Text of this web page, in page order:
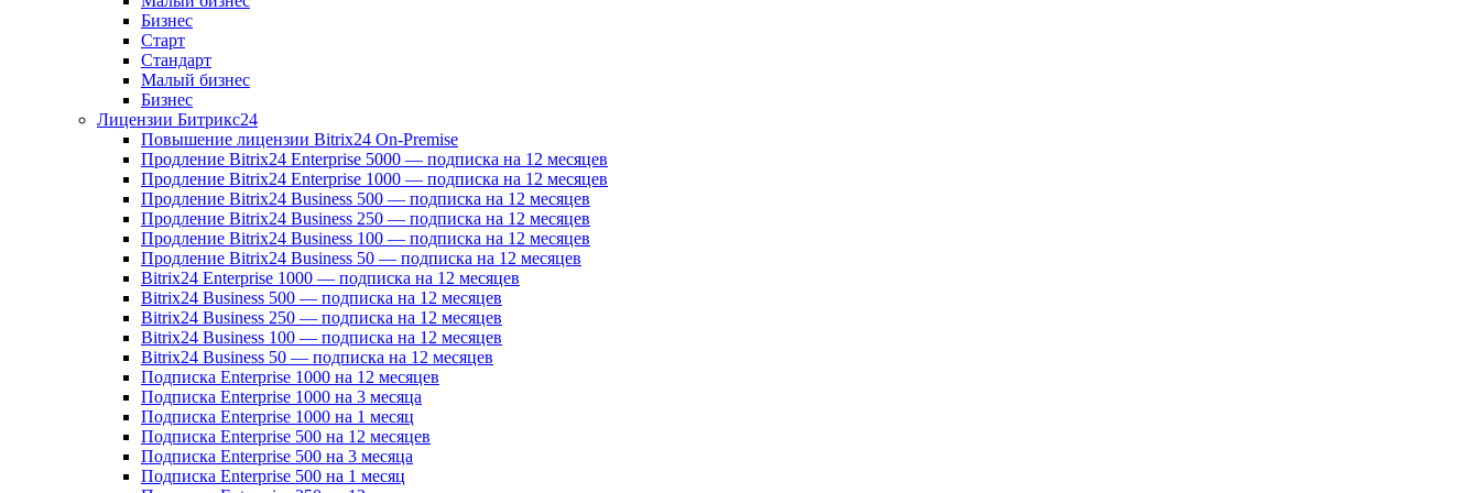
Бизнес
Старт
Стандарт
Малый бизнес
Бизнес
Лицензии Битрикс24
Повышение лицензии Bitrix24 On-Premise
Продление Bitrix24 Enterprise 5000 — подписка на 12 месяцев
Продление Bitrix24 Enterprise 1000 — подписка на 12 месяцев
Продление Bitrix24 Business 500 — подписка на 12 месяцев
Продление Bitrix24 Business 250 — подписка на 12 месяцев
Продление Bitrix24 Business 100 — подписка на 12 месяцев
Продление Bitrix24 Business 50 — подписка на 12 месяцев
Bitrix24 Enterprise 1000 — подписка на 12 месяцев
Bitrix24 Business 500 — подписка на 12 месяцев
Bitrix24 Business 250 — подписка на 12 месяцев
Bitrix24 Business 100 — подписка на 12 месяцев
Bitrix24 Business 50 — подписка на 12 месяцев
Подписка Enterprise 1000 на 12 месяцев
Подписка Enterprise 1000 на 3 месяца
Подписка Enterprise 1000 на 1 месяц
Подписка Enterprise 500 на 12 месяцев
Подписка Enterprise 500 на 3 месяца
Подписка Enterprise 500 на 1 месяц